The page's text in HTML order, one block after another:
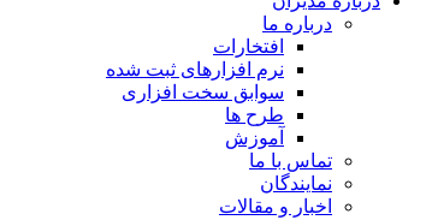
درباره ما
افتخارات
نرم افزارهای ثبت شده
سوابق سخت افزاری
طرح ها
آموزش
تماس با ما
نمایندگان
اخبار و مقالات